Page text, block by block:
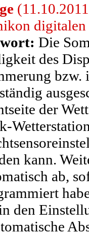
Die
des
bzw.
der
kann.
ab,
den